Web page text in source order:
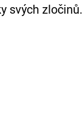
svých zločinů.